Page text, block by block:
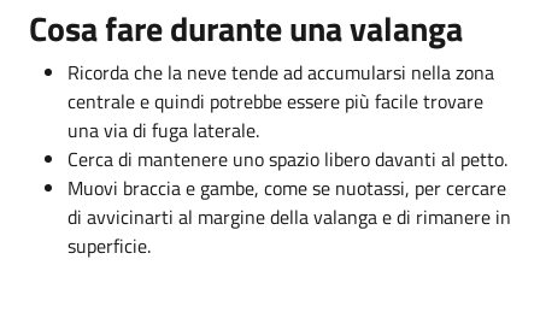
Cosa fare durante una valanga
Ricorda che la neve tende ad accumularsi nella zona
centrale e quindi potrebbe essere più facile trovare
una via di fuga laterale.
Cerca di mantenere uno spazio libero davanti al petto.
Muovi braccia e gambe, come se nuotassi, per cercare
di avvicinarti al margine della valanga e di rimanere in
superficie.